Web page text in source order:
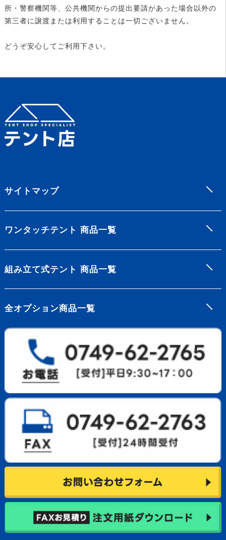
所・警察機関等、公共機関からの提出要請があった場合以外の
第三者に譲渡または利用することは一切ございません。
どうぞ安心してご利用下さい。
サイトマップ
ワンタッチテント 商品一覧
組み立て式テント 商品一覧
全オプション商品一覧